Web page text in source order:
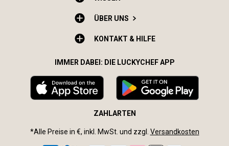
ÜBER UNS
KONTAKT & HILFE
IMMER DABEI: DIE LUCKYCHEF APP
ZAHLARTEN
*Alle Preise in €, inkl. MwSt. und zzgl. Versandkosten